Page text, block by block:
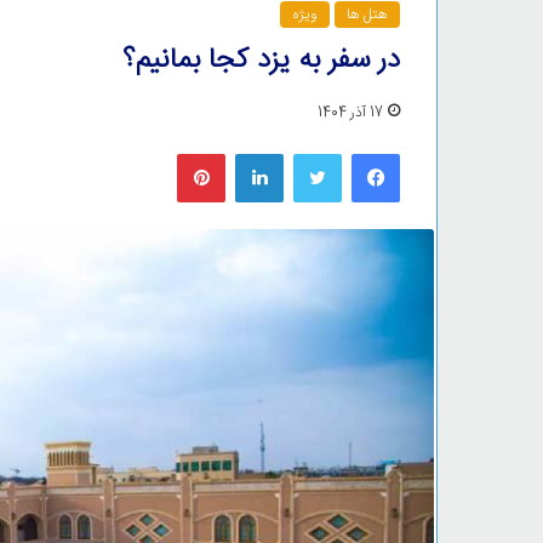
هتل ها ویژه
در سفر به یزد کجا بمانیم؟
17 آذر 1404
فیس بوک لینکدین